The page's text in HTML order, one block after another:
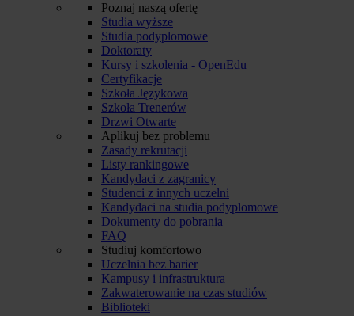
Poznaj naszą ofertę
Studia wyższe
Studia podyplomowe
Doktoraty
Kursy i szkolenia - OpenEdu
Certyfikacje
Szkoła Językowa
Szkoła Trenerów
Drzwi Otwarte
Aplikuj bez problemu
Zasady rekrutacji
Listy rankingowe
Kandydaci z zagranicy
Studenci z innych uczelni
Kandydaci na studia podyplomowe
Dokumenty do pobrania
FAQ
Studiuj komfortowo
Uczelnia bez barier
Kampusy i infrastruktura
Zakwaterowanie na czas studiów
Biblioteki